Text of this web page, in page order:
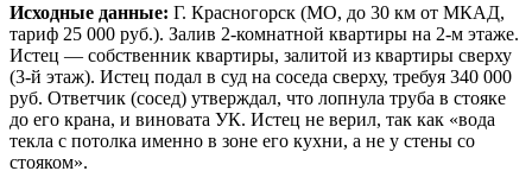
Исходные данные: Г. Красногорск (МО, до 30 км от МКАД,
тариф 25 000 руб.). Залив 2-комнатной квартиры на 2-м этаже.
Истец — собственник квартиры, залитой из квартиры сверху
(3-й этаж). Истец подал в суд на соседа сверху, требуя 340 000
руб. Ответчик (сосед) утверждал, что лопнула труба в стояке
до его крана, и виновата УК. Истец не верил, так как «вода
текла с потолка именно в зоне его кухни, а не у стены со
стояком».